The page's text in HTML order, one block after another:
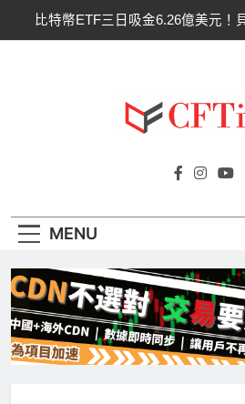
比特幣ETF三日吸金6.26億美元！
以太幣區間壓縮！100日均線1,920
比特幣ETF三日吸金6.26億美元！
CLARITY法案最後闖關！開發者免
Cftime.io
AI（ChatGPT）
MENU